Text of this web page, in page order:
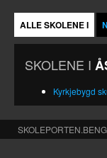
ALLE SKOLENE I
SKOLENE I
Kyrkjebygd